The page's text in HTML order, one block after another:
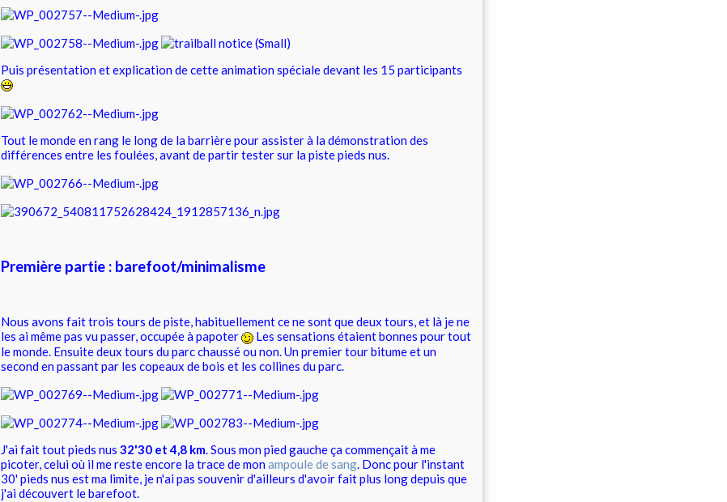
Puis présentation et explication de cette animation spéciale devant les 15 participants
Tout le monde en rang le long de la barrière pour assister à la démonstration des
différences entre les foulées, avant de partir tester sur la piste pieds nus.
Première partie : barefoot/minimalisme
Nous avons fait trois tours de piste, habituellement ce ne sont que deux tours, et là je ne
les ai même pas vu passer, occupée à papoter
Les sensations étaient bonnes pour tout
le monde. Ensuite deux tours du parc chaussé ou non. Un premier tour bitume et un
second en passant par les copeaux de bois et les collines du parc.
J'ai fait tout pieds nus 32'30 et 4,8 km. Sous mon pied gauche ça commençait à me
picoter, celui où il me reste encore la trace de monampoule de sang. Donc pour l'instant
30' pieds nus est ma limite, je n'ai pas souvenir d'ailleurs d'avoir fait plus long depuis que
j'ai découvert le barefoot.